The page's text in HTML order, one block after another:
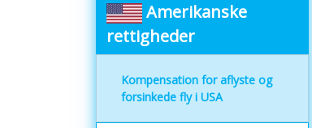
Amerikanske
rettigheder
Kompensation for aflyste og
forsinkede fly i USA